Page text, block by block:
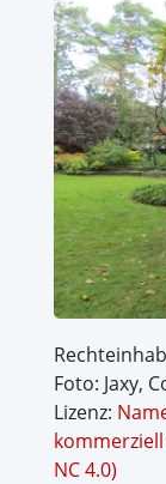
Foto: Jaxy,
Lizenz:
NC 4.0)